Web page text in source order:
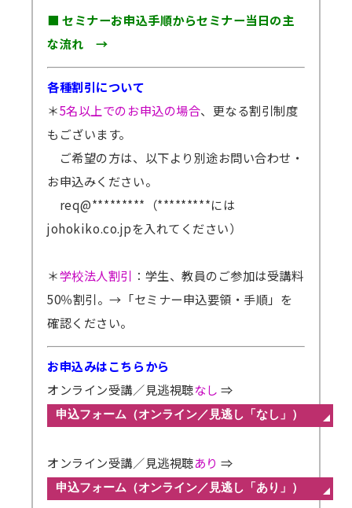
■ セミナーお申込手順からセミナー当日の主
な流れ →
各種割引について
＊5名以上でのお申込の場合、更なる割引制度
もございます。
ご希望の方は、以下より別途お問い合わせ・
お申込みください。
req@*********（*********には
johokiko.co.jpを入れてください）
＊学校法人割引 ：学生、教員のご参加は受講料
50％割引。→「セミナー申込要領・手順」を
確認ください。
お申込みはこちらから
オンライン受講／見逃視聴なし ⇒
オンライン受講／見逃視聴あり ⇒